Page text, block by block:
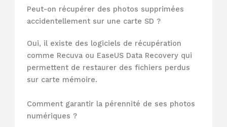
Peut-on récupérer des photos supprimées
accidentellement sur une carte SD ?
Oui, il existe des logiciels de récupération
comme Recuva ou EaseUS Data Recovery qui
permettent de restaurer des fichiers perdus
sur carte mémoire.
Comment garantir la pérennité de ses photos
numériques ?